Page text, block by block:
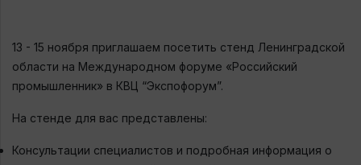
13 - 15 ноября приглашаем посетить стенд Ленинградской
области на Международном форуме «Российский
промышленник» в КВЦ “Экспофорум”.⠀
На стенде для вас представлены:
Консультации специалистов и подробная информация о